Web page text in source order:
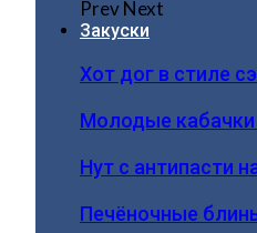
PrevNext
Закуски
Хот дог в стиле
Молодые кабачки
Нут с антипасти
Печёночные